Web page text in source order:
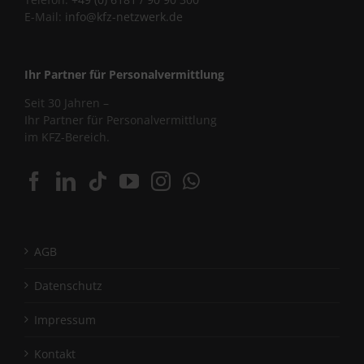
E-Mail: info@kfz-netzwerk.de
Ihr Partner für Personalvermittlung
Seit 30 Jahren –
Ihr Partner für Personalvermittlung
im KFZ-Bereich.
AGB
Datenschutz
Impressum
Kontakt